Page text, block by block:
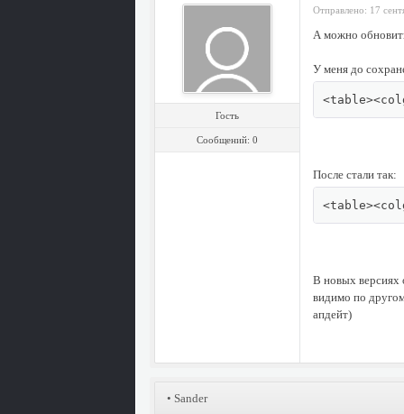
Отправлено: 17
А можно
У меня до
После стали так:
В новых версиях
видимо по
апдейт)
Гость
Сообщений: 0
• Sander